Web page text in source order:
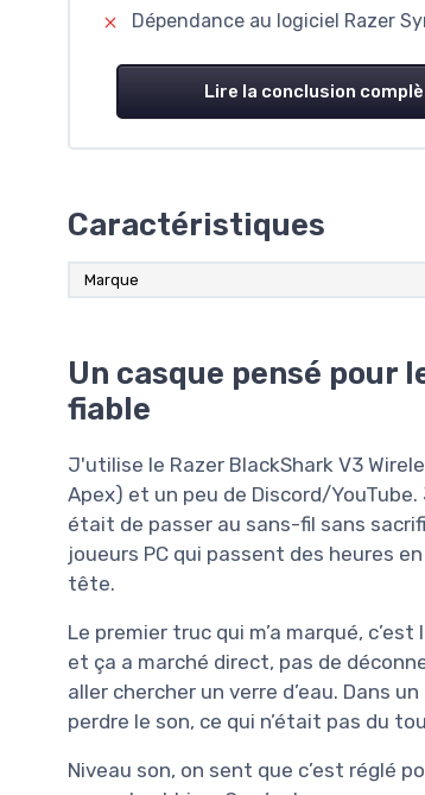
Dépendance au logiciel Razer
Lire la conclusion
Caractéristiques
Marque
Un casque pensé pour
fiable
J'utilise le Razer BlackShark V3
Apex) et un peu de Discord/YouTube.
était de passer au sans-fil sans
joueurs PC qui passent des heures
tête.
Le premier truc qui m’a marqué, c’est
et ça a marché direct, pas de
aller chercher un verre d’eau. Dans
perdre le son, ce qui n’était pas du
Niveau son, on sent que c’est réglé